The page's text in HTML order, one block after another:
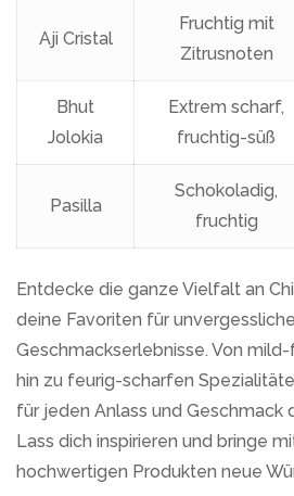
Aji Cristal
Fruchtig mit
Zitrusnoten
Bhut
Jolokia
Extrem scharf,
fruchtig-süß
Pasilla
Schokoladig,
fruchtig
Entdecke die ganze Vielfalt an
deine Favoriten für unvergessliche
Geschmackserlebnisse. Von
hin zu feurig-scharfen
für jeden Anlass und Geschmack
Lass dich inspirieren und bringe
hochwertigen Produkten neue